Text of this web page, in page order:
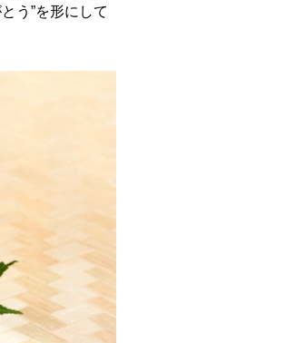
う”を形にして